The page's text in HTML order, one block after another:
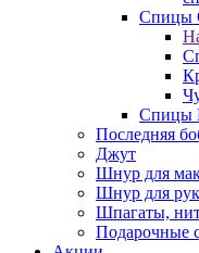
Спицы
Спицы
Последняя
Джут
Шнур для
Шнур для
Шпагаты,
Подарочные